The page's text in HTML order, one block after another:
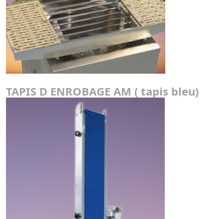
TAPIS D ENROBAGE AM ( tapis bleu)